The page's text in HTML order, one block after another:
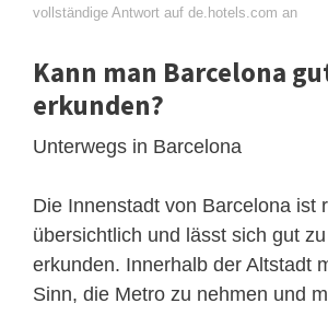
vollständige Antwort auf de.hotels.com an
Kann man Barcelona
erkunden?
Unterwegs in Barcelona
Die Innenstadt von Barcelona ist
übersichtlich und lässt sich gut
erkunden. Innerhalb der Altstadt
Sinn, die Metro zu nehmen und